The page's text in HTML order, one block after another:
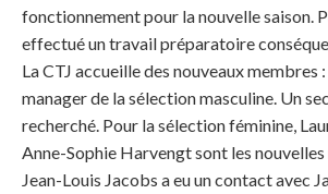
fonctionnement pour la nouvelle saison.
effectué un travail préparatoire
La CTJ accueille des nouveaux membres
manager de la sélection masculine. Un
recherché. Pour la sélection féminine,
Anne-Sophie Harvengt sont les nouvelles
Jean-Louis Jacobs a eu un contact avec